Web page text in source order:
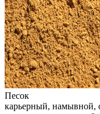
Песок
карьерный, намывной,